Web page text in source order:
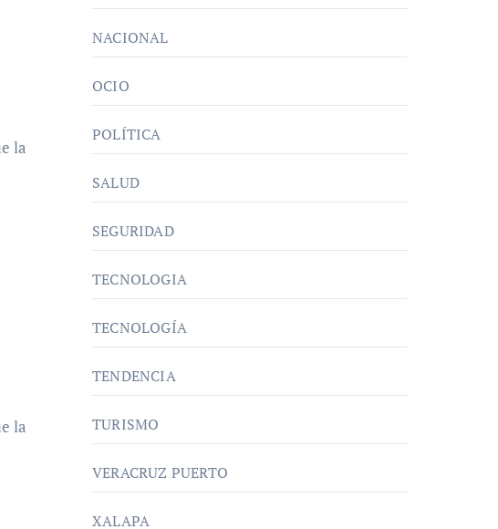
NACIONAL
OCIO
POLÍTICA
SALUD
SEGURIDAD
TECNOLOGIA
TECNOLOGÍA
TENDENCIA
TURISMO
VERACRUZ PUERTO
XALAPA